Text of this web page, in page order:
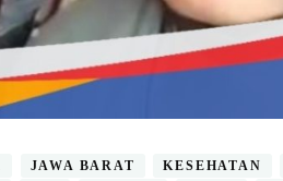
JAWA BARAT KESEHATAN